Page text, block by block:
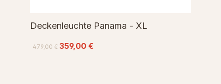
Deckenleuchte Panama - XL
479,00 € 359,00 €